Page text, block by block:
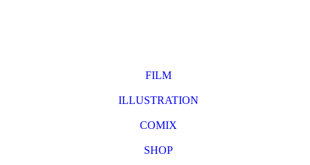
FILM
ILLUSTRATION
COMIX
SHOP